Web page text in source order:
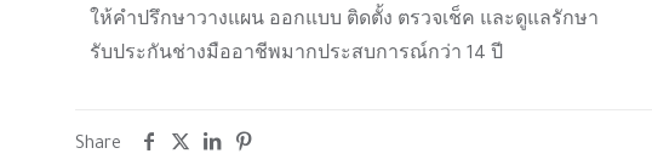
ให้คำปรึกษาวางแผน ออกแบบ ติดตั้ง ตรวจเช็ค และดูแลรักษา
รับประกันช่างมืออาชีพมากประสบการณ์กว่า 14 ปี
Share